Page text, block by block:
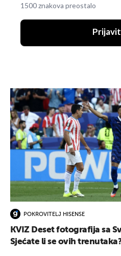
1500 znakova preostalo
POKROVITELJ HISENSE
KVIZ Deset fotografija sa
Sjećate li se ovih